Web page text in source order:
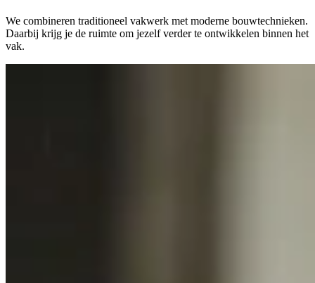
We combineren traditioneel vakwerk met moderne bouwtechnieken.
Daarbij krijg je de ruimte om jezelf verder te ontwikkelen binnen het
vak.